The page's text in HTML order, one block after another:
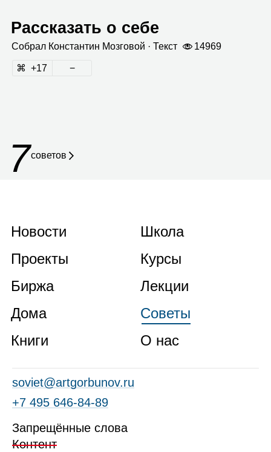
Рассказать о себе
Собрал Кон­стан­тин Моз­го­вой · Текст 14969
17
7советов
Новости
Проекты
Биржа
Дома
Книги
Школа
Курсы
Лекции
Советы
О нас
soviet@artgorbunov.ru
+7 495 646‑84‑89
Запрещённые слова
Контент